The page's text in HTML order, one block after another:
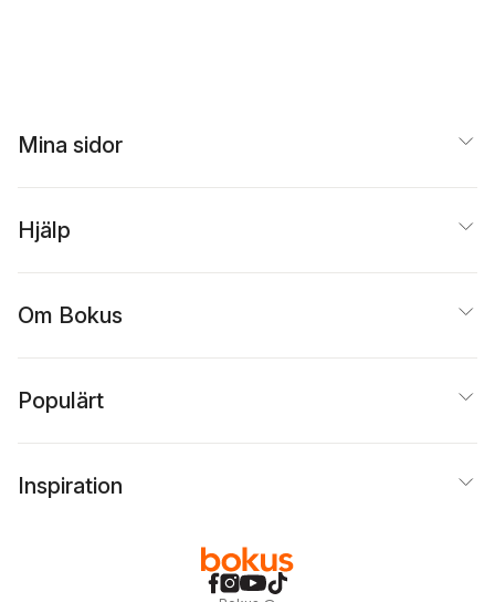
Mina sidor
Hjälp
Om Bokus
Populärt
Inspiration